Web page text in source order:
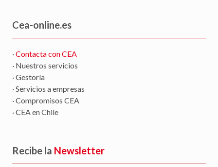
Cea-online.es
·Contacta con CEA
· Nuestros servicios
· Gestoría
· Servicios a empresas
· Compromisos CEA
· CEA en Chile
Recibe la Newsletter